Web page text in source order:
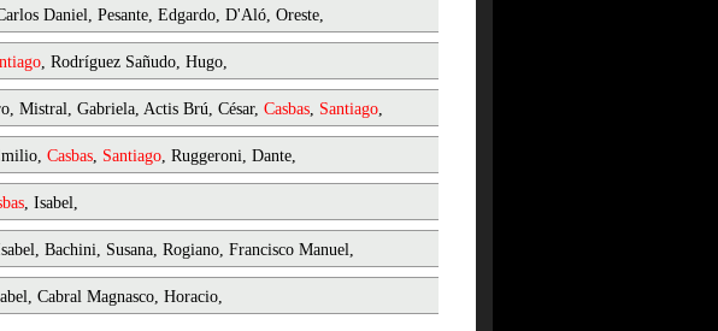
Daniel, Pesante, Edgardo, D'Aló, Oreste,
, Rodríguez Sañudo, Hugo,
Mistral, Gabriela, Actis Brú, César, Casbas, Santiago,
Casbas, Santiago, Ruggeroni, Dante,
, Isabel,
Bachini, Susana, Rogiano, Francisco Manuel,
Cabral Magnasco, Horacio,